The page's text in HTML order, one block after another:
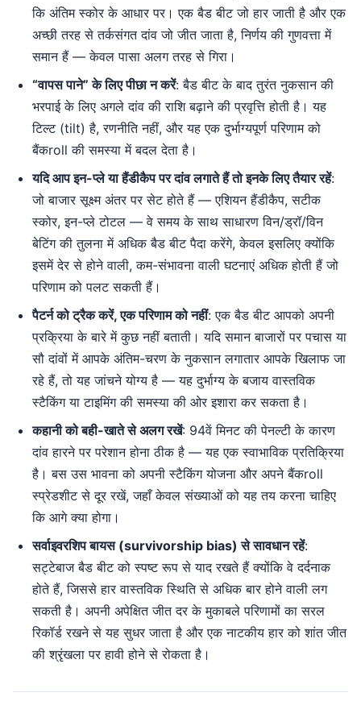
कि अंतिम स्कोर के आधार पर। एक बैड बीट जो हार जाती है और एक
अच्छी तरह से तर्कसंगत दांव जो जीत जाता है, निर्णय की गुणवत्ता में
समान हैं — केवल पासा अलग तरह से गिरा।
“वापस पाने” के लिए पीछा न करें: बैड बीट के बाद तुरंत नुकसान की
भरपाई के लिए अगले दांव की राशि बढ़ाने की प्रवृत्ति होती है। यह
टिल्ट (tilt) है, रणनीति नहीं, और यह एक दुर्भाग्यपूर्ण परिणाम को
बैंकroll की समस्या में बदल देता है।
यदि आप इन-प्ले या हैंडीकैप पर दांव लगाते हैं तो इनके लिए तैयार रहें:
जो बाजार सूक्ष्म अंतर पर सेट होते हैं — एशियन हैंडीकैप, सटीक
स्कोर, इन-प्ले टोटल — वे समय के साथ साधारण विन/ड्रॉ/विन
बेटिंग की तुलना में अधिक बैड बीट पैदा करेंगे, केवल इसलिए क्योंकि
इसमें देर से होने वाली, कम-संभावना वाली घटनाएं अधिक होती हैं जो
परिणाम को पलट सकती हैं।
पैटर्न को ट्रैक करें, एक परिणाम को नहीं: एक बैड बीट आपको अपनी
प्रक्रिया के बारे में कुछ नहीं बताती। यदि समान बाजारों पर पचास या
सौ दांवों में आपके अंतिम-चरण के नुकसान लगातार आपके खिलाफ जा
रहे हैं, तो यह जांचने योग्य है — यह दुर्भाग्य के बजाय वास्तविक
स्टैकिंग या टाइमिंग की समस्या की ओर इशारा कर सकता है।
कहानी को बही-खाते से अलग रखें: 94वें मिनट की पेनल्टी के कारण
दांव हारने पर परेशान होना ठीक है — यह एक स्वाभाविक प्रतिक्रिया
है। बस उस भावना को अपनी स्टैकिंग योजना और अपने बैंकroll
स्प्रेडशीट से दूर रखें, जहाँ केवल संख्याओं को यह तय करना चाहिए
कि आगे क्या होगा।
सर्वाइवरशिप बायस (survivorship bias) से सावधान रहें:
सट्टेबाज बैड बीट को स्पष्ट रूप से याद रखते हैं क्योंकि वे दर्दनाक
होते हैं, जिससे हार वास्तविक स्थिति से अधिक बार होने वाली लग
सकती है। अपनी अपेक्षित जीत दर के मुकाबले परिणामों का सरल
रिकॉर्ड रखने से यह सुधर जाता है और एक नाटकीय हार को शांत जीत
की श्रृंखला पर हावी होने से रोकता है।